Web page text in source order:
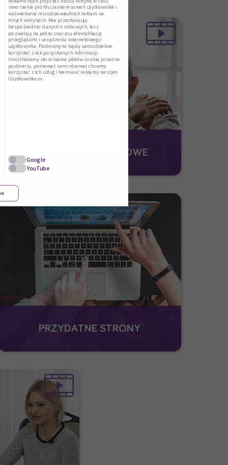
FILMY INSTRUKTAŻOWE
PRZYDATNE STRONY
stworzenia profilu zainteresowań użytkownika i
wyświetlania mu odpowiednich reklam na
innych witrynach. Nie przechowują
bezpośrednio danych osobowych, lecz
pozwalają na jednoznaczną identyfikację
przeglądarki i urządzenia internetowego
użytkownika. Podmioty te będą samodzielnie
korzystać z tak pozyskanych informacji.
Umożliwiamy stosowanie plików cookie przez te
podmioty, ponieważ sami również chcemy
korzystać z ich usług i kierować reklamy naszym
Użytkownikom.
Google
YouTube